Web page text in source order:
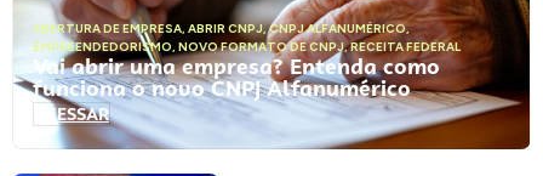
ABERTURA DE EMPRESA, ABRIR CNPJ,CNPJ ALFANUMÉRICO,
EMPREENDEDORISMO, NOVO FORMATO DE CNPJ,RECEITA FEDERAL
Vai abrir uma empresa? Entenda como
funciona o novo CNPJ Alfanumérico
ACESSAR